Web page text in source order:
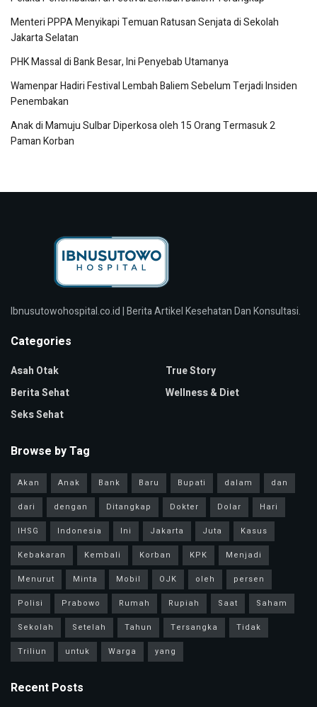
Menteri PPPA Menyikapi Temuan Ratusan Senjata di Sekolah
Jakarta Selatan
PHK Massal di Bank Besar, Ini Penyebab Utamanya
Wamenpar Hadiri Festival Lembah Baliem Sebelum Terjadi Insiden
Penembakan
Anak di Mamuju Sulbar Diperkosa oleh 15 Orang Termasuk 2
Paman Korban
Ibnusutowohospital.co.id | Berita Artikel Kesehatan Dan Konsultasi.
Categories
Asah Otak
Berita Sehat
Seks Sehat
True Story
Wellness & Diet
Browse by Tag
Akan Anak Bank Baru Bupati dalam
dan
dari
dengan Ditangkap Dokter Dolar
Hari
IHSG
Indonesia Ini Jakarta Juta
Kasus
Kebakaran
Kembali Korban KPK
Menjadi
Menurut
Minta Mobil OJK oleh
persen
Polisi
Prabowo Rumah Rupiah Saat
Saham
Sekolah
Setelah Tahun Tersangka
Tidak
Triliun
untuk Warga yang
Recent Posts